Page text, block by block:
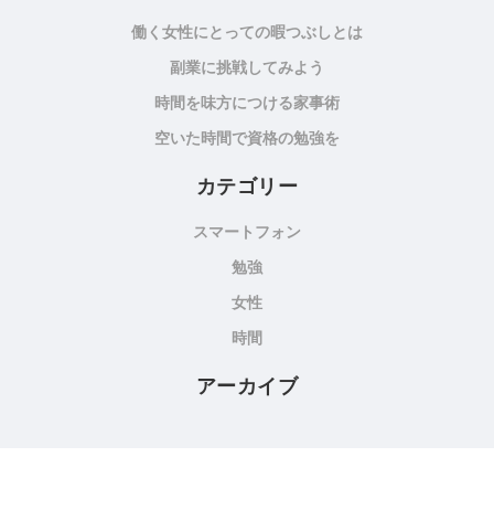
働く女性にとっての暇つぶしとは
副業に挑戦してみよう
時間を味方につける家事術
空いた時間で資格の勉強を
カテゴリー
スマートフォン
勉強
女性
時間
アーカイブ